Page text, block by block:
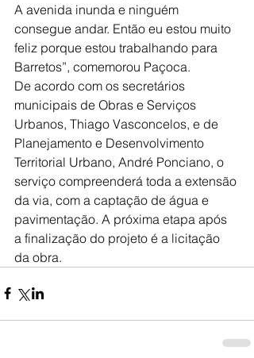
A avenida inunda e ninguém
consegue andar. Então eu estou muito
feliz porque estou trabalhando para
Barretos”, comemorou Paçoca.
De acordo com os secretários
municipais de Obras e Serviços
Urbanos, Thiago Vasconcelos, e de
Planejamento e Desenvolvimento
Territorial Urbano, André Ponciano, o
serviço compreenderá toda a extensão
da via, com a captação de água e
pavimentação. A próxima etapa após
a finalização do projeto é a licitação
da obra.